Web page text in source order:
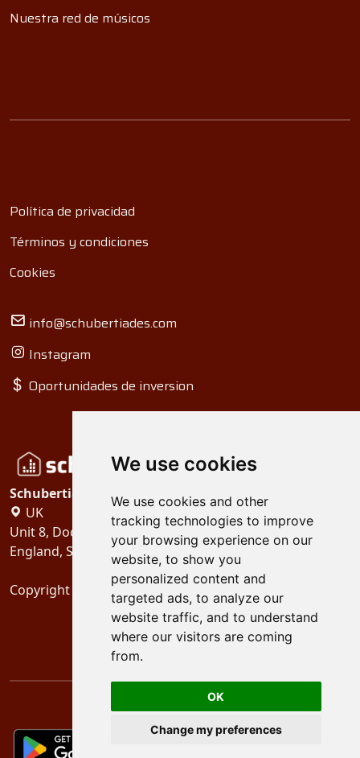
We use cookies
We use cookies and other
tracking technologies to improve
your browsing experience on our
website, to show you
personalized content and
targeted ads, to analyze our
website traffic, and to understand
where our visitors are coming
from.
OK
Change my preferences
Nuestra red de músicos
Política de privacidad
Términos y condiciones
Cookies
info@schubertiades.com
Instagram
Oportunidades de inversion
Schubertiades, Ltd.
UK
Unit 8, Dock Offices, Surrey Quays Road, London
England, SE16 2XU
Copyright 2024 Schubertiades, Ltd.